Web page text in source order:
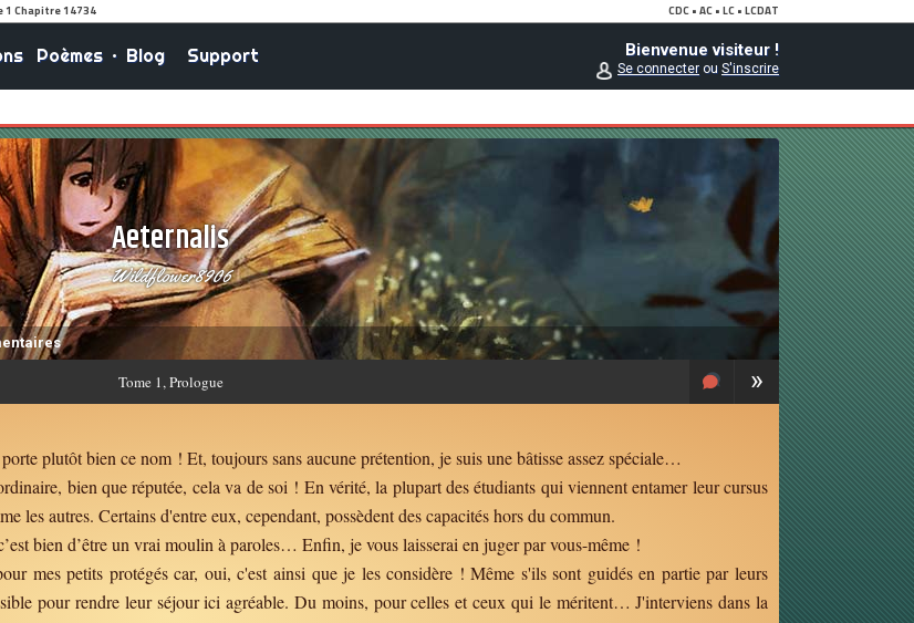
Poèmes• Blog Support Bienvenue visiteur !
Se connecterou S'inscrire
Aeternalis
Wildflower8906
»
Tome1, Prologue
plutôt bien ce nom ! Et, toujours sans aucune prétention, je suis une bâtisse assez spéciale…
bien que réputée, cela va de soi ! En vérité, la plupart des étudiants qui viennent entamer leur cursus
les autres. Certains d'entre eux, cependant, possèdent des capacités hors du commun.
bien d’être un vrai moulin à paroles… Enfin, je vous laisserai en juger par vous-même !
mes petits protégés car, oui, c'est ainsi que je les considère ! Même s'ils sont guidés en partie par leurs
pour rendre leur séjour ici agréable. Du moins, pour celles et ceux qui le méritent… J'interviens dans la